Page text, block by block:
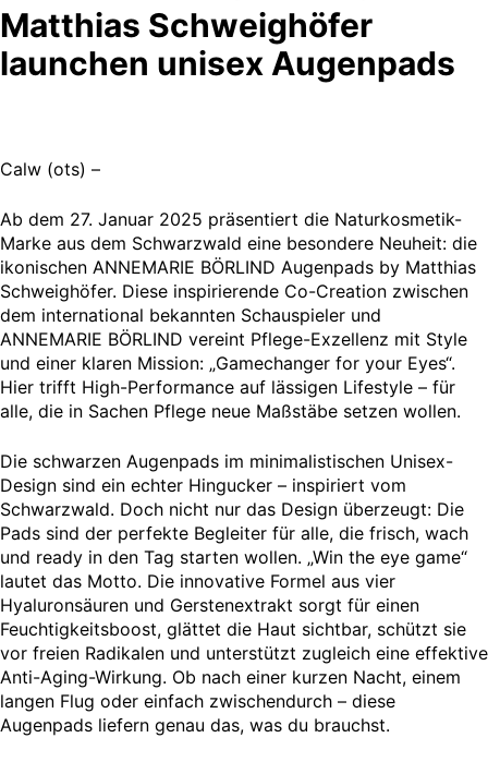
Matthias Schweighöfer
launchen unisex Augenpads
Calw (ots) –
Ab dem 27. Januar 2025 präsentiert die Naturkosmetik-
Marke aus dem Schwarzwald eine besondere Neuheit: die
ikonischen ANNEMARIE BÖRLIND Augenpads by Matthias
Schweighöfer. Diese inspirierende Co-Creation zwischen
dem international bekannten Schauspieler und
ANNEMARIE BÖRLIND vereint Pflege-Exzellenz mit Style
und einer klaren Mission: „Gamechanger for your Eyes“.
Hier trifft High-Performance auf lässigen Lifestyle – für
alle, die in Sachen Pflege neue Maßstäbe setzen wollen.
Die schwarzen Augenpads im minimalistischen Unisex-
Design sind ein echter Hingucker – inspiriert vom
Schwarzwald. Doch nicht nur das Design überzeugt: Die
Pads sind der perfekte Begleiter für alle, die frisch, wach
und ready in den Tag starten wollen. „Win the eye game“
lautet das Motto. Die innovative Formel aus vier
Hyaluronsäuren und Gerstenextrakt sorgt für einen
Feuchtigkeitsboost, glättet die Haut sichtbar, schützt sie
vor freien Radikalen und unterstützt zugleich eine effektive
Anti-Aging-Wirkung. Ob nach einer kurzen Nacht, einem
langen Flug oder einfach zwischendurch – diese
Augenpads liefern genau das, was du brauchst.